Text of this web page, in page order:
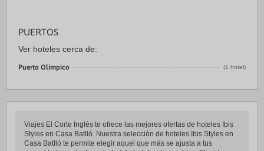
PUERTOS
Ver hoteles cerca de:
Puerto Olímpico (1 hotel)
Viajes El Corte Inglés te ofrece las mejores ofertas de hoteles Ibis
Styles en Casa Batlló. Nuestra selección de hoteles Ibis Styles en
Casa Batlló te permite elegir aquel que más se ajusta a tus